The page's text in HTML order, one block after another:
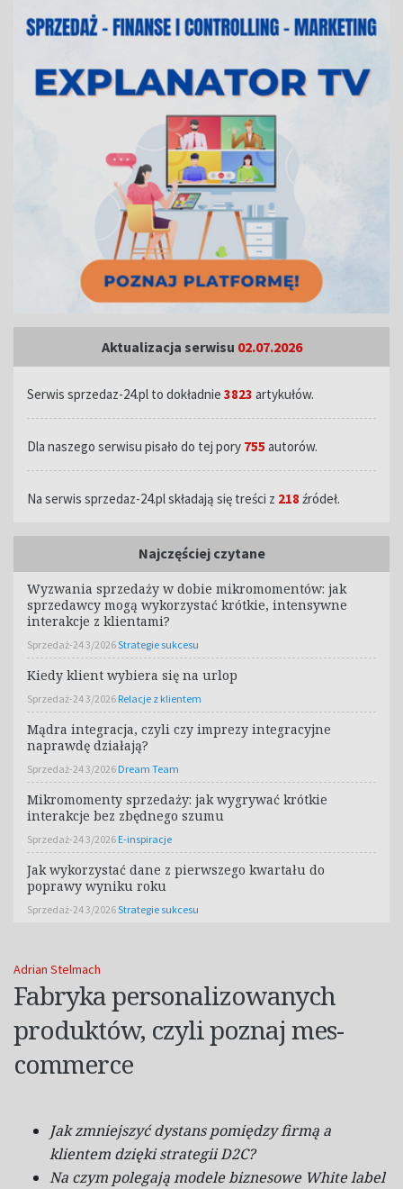
Adrian Stelmach
Fabryka personalizowanych
produktów, czyli poznaj mes-
commerce
Jak zmniejszyć dystans pomiędzy firmą a
klientem dzięki strategii D2C?
Na czym polegają modele biznesowe White label
Aktualizacja serwisu 02.07.2026
Serwis sprzedaz-24.pl to dokładnie 3823 artykułów.
Dla naszego serwisu pisało do tej pory 755 autorów.
Na serwis sprzedaz-24.pl składają się treści z 218 źródeł.
Najczęściej czytane
Wyzwania sprzedaży w dobie mikromomentów: jak
sprzedawcy mogą wykorzystać krótkie, intensywne
interakcje z klientami?
Sprzedaż-24 3/2026Strategie sukcesu
Kiedy klient wybiera się na urlop
Sprzedaż-24 3/2026 Relacje z klientem
Mądra integracja, czyli czy imprezy integracyjne
naprawdę działają?
Sprzedaż-24 3/2026 Dream Team
Mikromomenty sprzedaży: jak wygrywać krótkie
interakcje bez zbędnego szumu
Sprzedaż-24 3/2026 E-inspiracje
Jak wykorzystać dane z pierwszego kwartału do
poprawy wyniku roku
Sprzedaż-24 3/2026Strategie sukcesu